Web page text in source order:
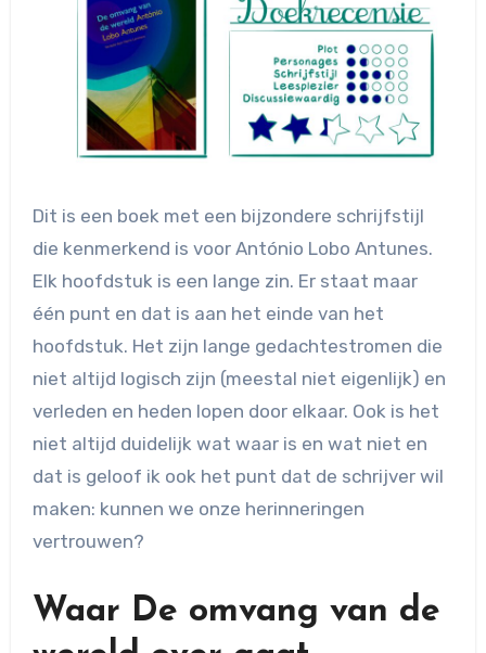
Dit is een boek met een bijzondere schrijfstijl
die kenmerkend is voor António Lobo Antunes.
Elk hoofdstuk is een lange zin. Er staat maar
één punt en dat is aan het einde van het
hoofdstuk. Het zijn lange gedachtestromen die
niet altijd logisch zijn (meestal niet eigenlijk) en
verleden en heden lopen door elkaar. Ook is het
niet altijd duidelijk wat waar is en wat niet en
dat is geloof ik ook het punt dat de schrijver wil
maken: kunnen we onze herinneringen
vertrouwen?
Waar De omvang van de